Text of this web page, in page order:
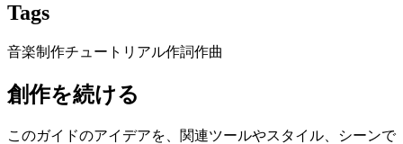
Tags
音楽制作チュートリアル作詞作曲
創作を続ける
このガイドのアイデアを、関連ツールやスタイル、シーンで